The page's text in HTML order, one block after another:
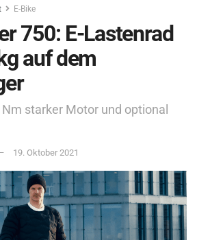
E-Bike
750: E-Lastenrad
auf dem
starker Motor und optional
19. Oktober 2021